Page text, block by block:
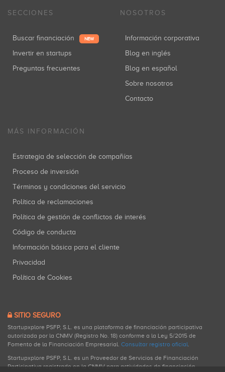
SECCIONES
Buscar financiación NEW
Invertir en startups
Preguntas frecuentes
NOSOTROS
Información corporativa
Blog en inglés
Blog en español
Sobre nosotros
Contacto
MÁS INFORMACIÓN
Estrategia de selección de compañías
Proceso de inversión
Términos y condiciones del servicio
Política de reclamaciones
Política de gestión de conflictos de interés
Código de conducta
Información básica para el cliente
Privacidad
Política de Cookies
SITIO SEGURO
Startupxplore PSFP, S.L. es una plataforma de financiación participativa
autorizada por la CNMV (Registro No. 18) conforme a la Ley 5/2015 de
Fomento de la Financiación Empresarial. Consultar registro oficial.
Startupxplore PSFP, S.L. es un Proveedor de Servicios de Financiación
Participativa registrado en la CNMV para actividades de financiación